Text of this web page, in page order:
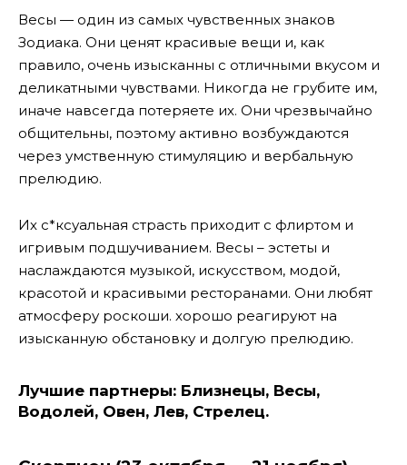
Весы — один из самых чувственных знаков
Зодиака. Они ценят красивые вещи и, как
правило, очень изысканны с отличными вкусом и
деликатными чувствами. Никогда не грубите им,
иначе навсегда потеряете их. Они чрезвычайно
общительны, поэтому активно возбуждаются
через умственную стимуляцию и вербальную
прелюдию.
Их с*ксуальная страсть приходит с флиртом и
игривым подшучиванием. Весы – эстеты и
наслаждаются музыкой, искусством, модой,
красотой и красивыми ресторанами. Они любят
атмосферу роскоши. хорошо реагируют на
изысканную обстановку и долгую прелюдию.
Лучшие партнеры: Близнецы, Весы,
Водолей, Овен, Лев, Стрелец.